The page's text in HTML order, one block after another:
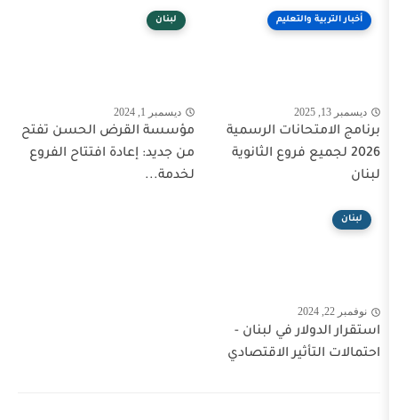
الرسمية
الثانوية
لبنان
مؤسسة القرض الحسن تفتح
من جديد: إعادة افتتاح الفروع
في لبنان -
الاقتصادي